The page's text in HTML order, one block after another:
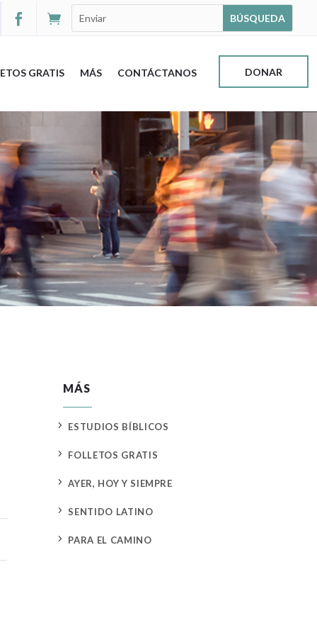


GRATIS MÁS CONTÁCTANOS DONAR
MÁS
5 ESTUDIOS BÍBLICOS
5 FOLLETOS GRATIS
5 AYER, HOY Y SIEMPRE
5 SENTIDO LATINO
5 PARA EL CAMINO